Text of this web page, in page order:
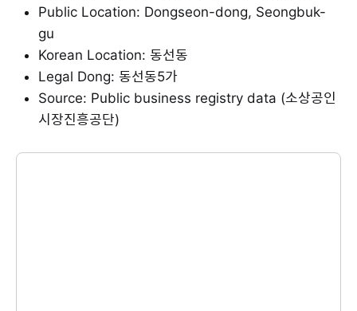
Public Location: Dongseon-dong, Seongbuk-
gu
Korean Location: 동선동
Legal Dong: 동선동5가
Source: Public business registry data (소상공인
시장진흥공단)